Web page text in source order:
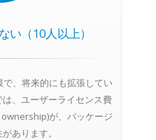
い（10人以上）
、将来的にも拡張してい
、ユーザーライセンス費
が、パッケージ
あります。